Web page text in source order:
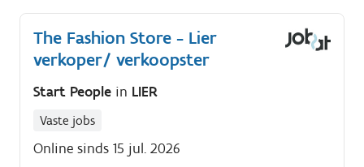
The Fashion Store - Lier
verkoper/ verkoopster
Start People in LIER
Vaste jobs
Online sinds 15 jul. 2026